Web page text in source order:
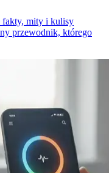
fakty, mity i kulisy
przewodnik, którego